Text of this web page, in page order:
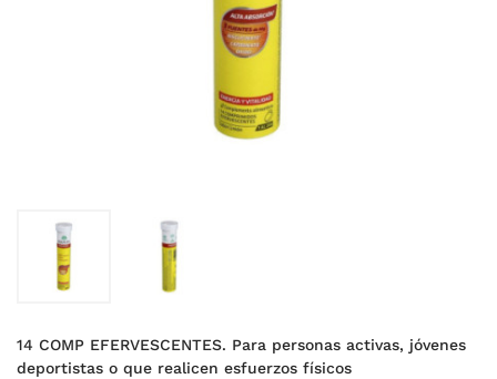
14 COMP EFERVESCENTES. Para personas activas, jóvenes
deportistas o que realicen esfuerzos físicos